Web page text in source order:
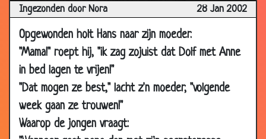
Ingezonden door Nora 28 Jan 2002
Opgewonden holt Hans naar zijn moeder.
"Mama!" roept hij, "ik zag zojuist dat Dolf met Anne
in bed lagen te vrijen!"
"Dat mogen ze best," lacht z'n moeder, "volgende
week gaan ze trouwen!"
Waarop de jongen vraagt:
05 Feb
2002
Nieuwe ziekte 2.89
05 Feb
2002
Condoom met kaassmaak
04 Feb
2002
Bobo de zeeman
03 Feb
2002
United states